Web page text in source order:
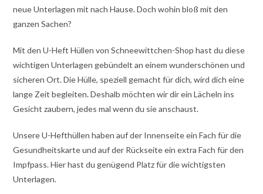
neue Unterlagen mit nach Hause. Doch wohin bloß mit den
ganzen Sachen?
Mit den U-Heft Hüllen von Schneewittchen-Shop hast du diese
wichtigen Unterlagen gebündelt an einem wunderschönen und
sicheren Ort. Die Hülle, speziell gemacht für dich, wird dich eine
lange Zeit begleiten. Deshalb möchten wir dir ein Lächeln ins
Gesicht zaubern, jedes mal wenn du sie anschaust.
Unsere U-Hefthüllen haben auf der Innenseite ein Fach für die
Gesundheitskarte und auf der Rückseite ein extra Fach für den
Impfpass. Hier hast du genügend Platz für die wichtigsten
Unterlagen.